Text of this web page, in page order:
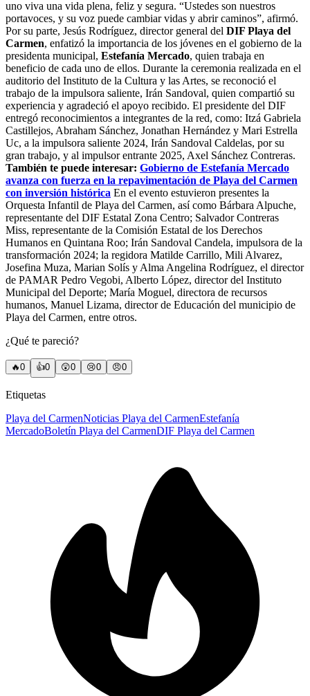
uno viva una vida plena, feliz y segura. “Ustedes son nuestros
portavoces, y su voz puede cambiar vidas y abrir caminos”, afirmó.
Por su parte, Jesús Rodríguez, director general del DIF Playa del
Carmen, enfatizó la importancia de los jóvenes en el gobierno de la
presidenta municipal, Estefanía Mercado, quien trabaja en
beneficio de cada uno de ellos. Durante la ceremonia realizada en el
auditorio del Instituto de la Cultura y las Artes, se reconoció el
trabajo de la impulsora saliente, Irán Sandoval, quien compartió su
experiencia y agradeció el apoyo recibido. El presidente del DIF
entregó reconocimientos a integrantes de la red, como: Itzá Gabriela
Castillejos, Abraham Sánchez, Jonathan Hernández y Mari Estrella
Uc, a la impulsora saliente 2024, Irán Sandoval Caldelas, por su
gran trabajo, y al impulsor entrante 2025, Axel Sánchez Contreras.
También te puede interesar: Gobierno de Estefanía Mercado
avanza con fuerza en la repavimentación de Playa del Carmen
con inversión histórica En el evento estuvieron presentes la
Orquesta Infantil de Playa del Carmen, así como Bárbara Alpuche,
representante del DIF Estatal Zona Centro; Salvador Contreras
Miss, representante de la Comisión Estatal de los Derechos
Humanos en Quintana Roo; Irán Sandoval Candela, impulsora de la
transformación 2024; la regidora Matilde Carrillo, Mili Alvarez,
Josefina Muza, Marian Solís y Alma Angelina Rodríguez, el director
de PAMAR Pedro Vegobi, Alberto López, director del Instituto
Municipal del Deporte; María Moguel, directora de recursos
humanos, Manuel Lizama, director de Educación del municipio de
Playa del Carmen, entre otros.
¿Qué te pareció?
🔥0 👍0 😲0 😢0 😠0
Etiquetas
Playa del CarmenNoticias Playa del CarmenEstefanía
MercadoBoletín Playa del CarmenDIF Playa del Carmen